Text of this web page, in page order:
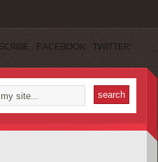
FACEBOOK TWITTER